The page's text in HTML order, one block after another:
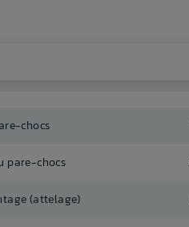
chocs
pare-chocs
(attelage)